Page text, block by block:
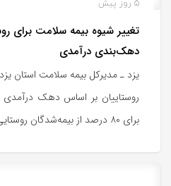
5 روز پیش
تغییر شیوه بیمه سلامت برای
دهک‌بندی درآمدی
یزد ـ مدیرکل بیمه سلامت استان
روستاییان بر اساس دهک درآمدی
برای ۸۰ درصد از بیمه‌شدگان روستایی استان یزد خبر داد.